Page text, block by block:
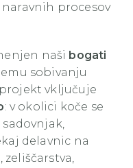
procesov
naši bogati
sobivanju
vključuje
: v okolici koče se
delavnic na